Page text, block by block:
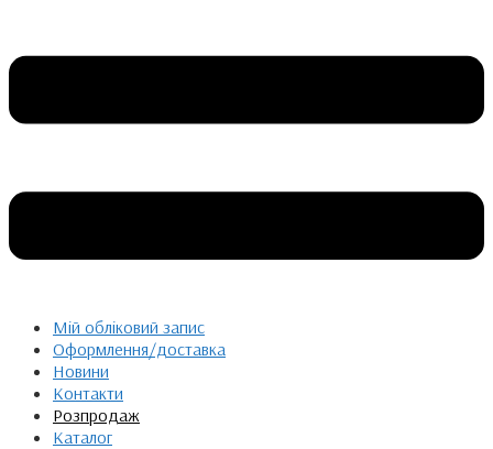
Мій обліковий запис
Оформлення/доставка
Новини
Контакти
Розпродаж
Каталог